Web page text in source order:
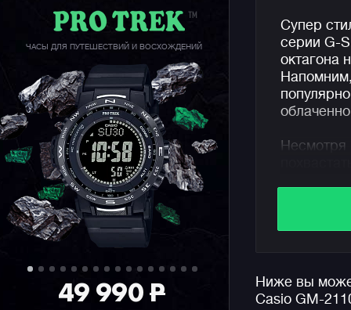
ЧАСЫ ДЛЯ ПУТЕШЕСТВИЙ И ВОСХОЖДЕНИЙ
49 990P
Супер
серии G-
октагона
Несмотря
Часы
браслета,
Ниже вы
Casio GM-